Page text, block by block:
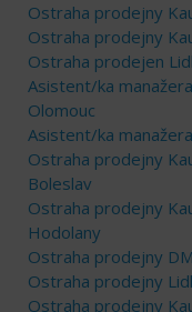
Ostraha prodejny
Ostraha prodejny
Ostraha prodejen
Asistent/ka
Olomouc
Asistent/ka
Ostraha prodejny
Boleslav
Ostraha prodejny
Hodolany
Ostraha prodejny
Ostraha prodejny
Ostraha prodejny